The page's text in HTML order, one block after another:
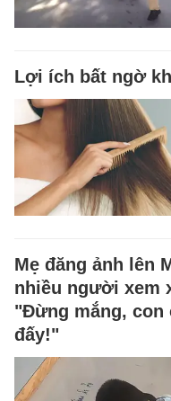
Lợi ích bất ngờ
Mẹ đăng ảnh lên
nhiều người xem
"Đừng mắng, con
đấy!"